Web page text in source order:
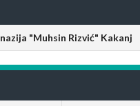
"Muhsin Rizvić" Kakanj